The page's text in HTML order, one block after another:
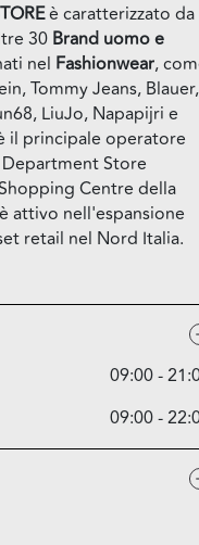
è caratterizzato da
30 Brand uomo e
nel Fashionwear,
Tommy Jeans, Blauer,
LiuJo, Napapijri e
il principale operatore
Store
Centre della
attivo nell'espansione
retail nel Nord Italia.
09:00 -
09:00 -